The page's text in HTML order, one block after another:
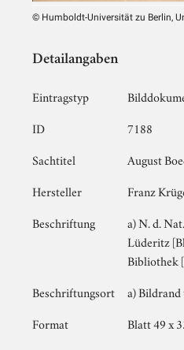
© Humboldt-Universität zu Berlin,
Detailangaben
Eintragstyp
ID
7188
Sachtitel
August
Hersteller
Franz
Beschriftung
a) N. d.
Lüderitz
Bibliothek
Beschriftungsort
a)
Format
Blatt 49 x